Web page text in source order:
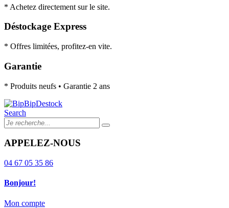
* Achetez directement sur le site.
Déstockage Express
* Offres limitées, profitez-en vite.
Garantie
* Produits neufs • Garantie 2 ans
Search
APPELEZ-NOUS
04 67 05 35 86
Bonjour!
Mon compte